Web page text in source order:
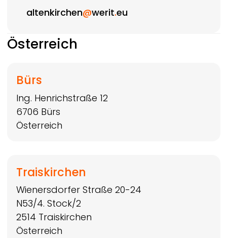
altenkirchen@werit.eu
Österreich
Bürs
Ing. Henrichstraße 12
6706 Bürs
Österreich
Traiskirchen
Wienersdorfer Straße 20-24
N53/4. Stock/2
2514 Traiskirchen
Österreich